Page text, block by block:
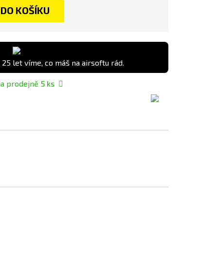
DO KOŠÍKU
25 let víme, co máš na airsoftu rád.
prodejně 5 ks